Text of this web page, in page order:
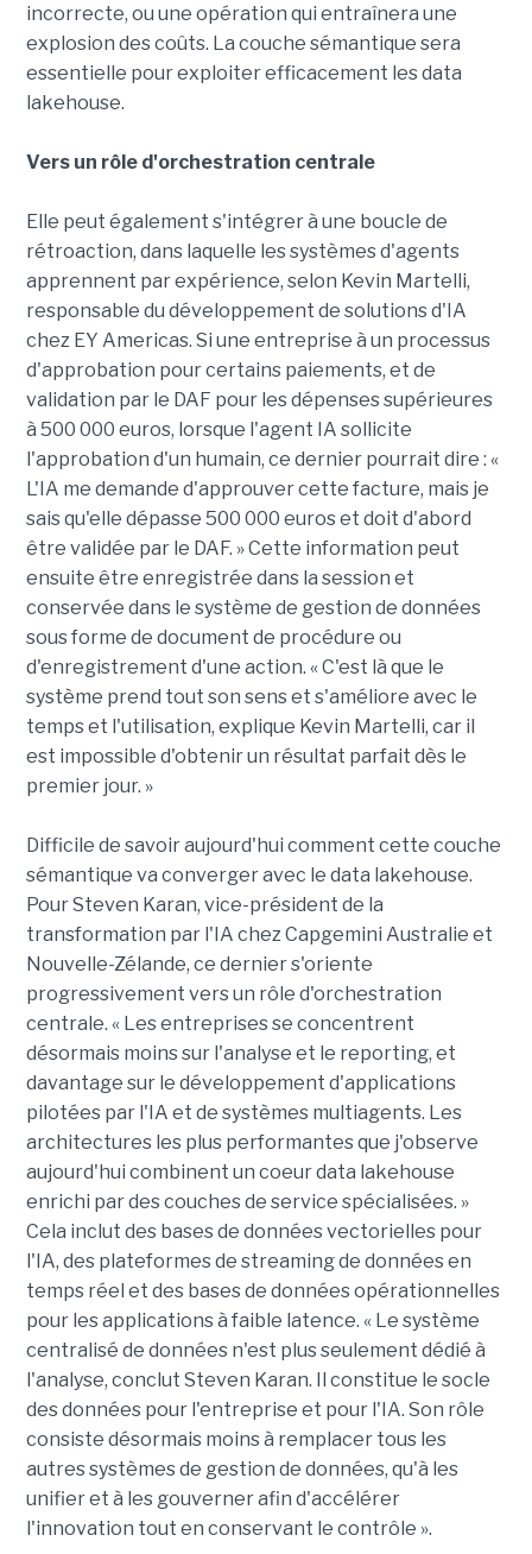
incorrecte, ou une opération qui entraînera une
explosion des coûts. La couche sémantique sera
essentielle pour exploiter efficacement les data
lakehouse.
Vers un rôle d'orchestration centrale
Elle peut également s'intégrer à une boucle de
rétroaction, dans laquelle les systèmes d'agents
apprennent par expérience, selon Kevin Martelli,
responsable du développement de solutions d'IA
chez EY Americas. Si une entreprise à un processus
d'approbation pour certains paiements, et de
validation par le DAF pour les dépenses supérieures
à 500 000 euros, lorsque l'agent IA sollicite
l'approbation d'un humain, ce dernier pourrait dire : «
L'IA me demande d'approuver cette facture, mais je
sais qu'elle dépasse 500 000 euros et doit d'abord
être validée par le DAF. » Cette information peut
ensuite être enregistrée dans la session et
conservée dans le système de gestion de données
sous forme de document de procédure ou
d'enregistrement d'une action. « C'est là que le
système prend tout son sens et s'améliore avec le
temps et l'utilisation, explique Kevin Martelli, car il
est impossible d'obtenir un résultat parfait dès le
premier jour. »
Difficile de savoir aujourd'hui comment cette couche
sémantique va converger avec le data lakehouse.
Pour Steven Karan, vice-président de la
transformation par l'IA chez Capgemini Australie et
Nouvelle-Zélande, ce dernier s'oriente
progressivement vers un rôle d'orchestration
centrale. « Les entreprises se concentrent
désormais moins sur l'analyse et le reporting, et
davantage sur le développement d'applications
pilotées par l'IA et de systèmes multiagents. Les
architectures les plus performantes que j'observe
aujourd'hui combinent un coeur data lakehouse
enrichi par des couches de service spécialisées. »
Cela inclut des bases de données vectorielles pour
l'IA, des plateformes de streaming de données en
temps réel et des bases de données opérationnelles
pour les applications à faible latence. « Le système
centralisé de données n'est plus seulement dédié à
l'analyse, conclut Steven Karan. Il constitue le socle
des données pour l'entreprise et pour l'IA. Son rôle
consiste désormais moins à remplacer tous les
autres systèmes de gestion de données, qu'à les
unifier et à les gouverner afin d'accélérer
l'innovation tout en conservant le contrôle ».